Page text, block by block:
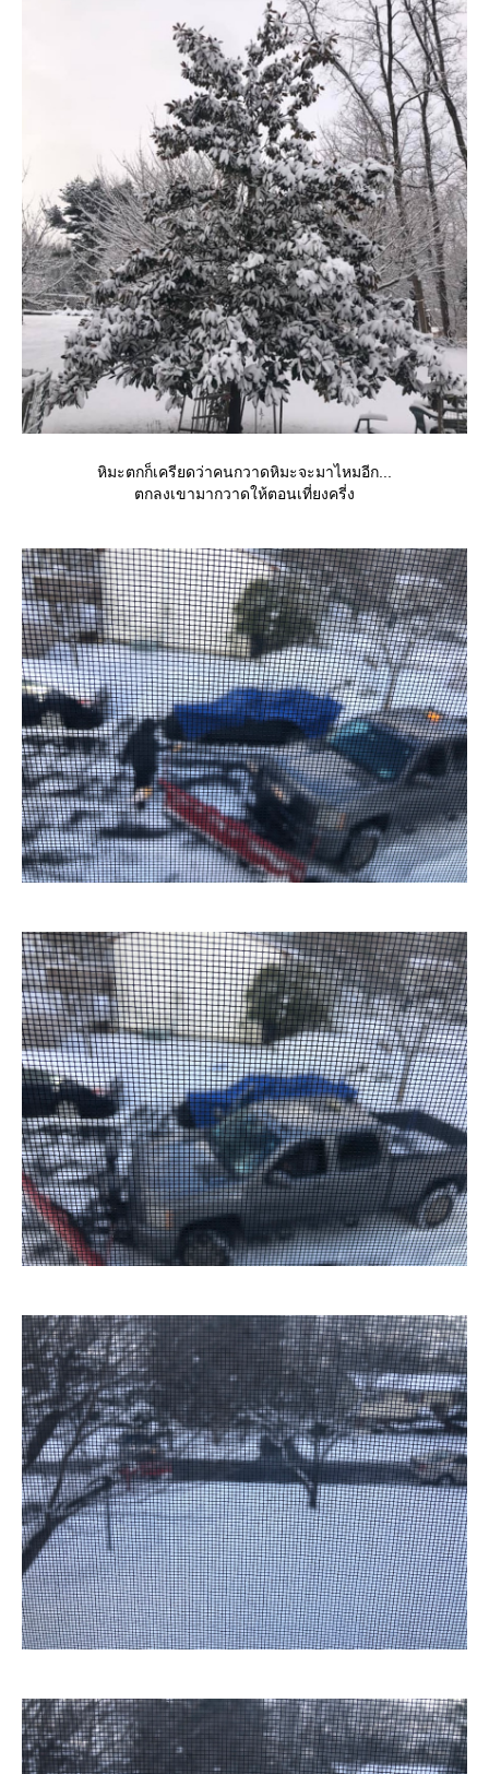
หิมะตกก็เครียดว่าคนกวาดหิมะจะมาไหมอีก...
ตกลงเขามากวาดให้ตอนเที่ยงครี่ง